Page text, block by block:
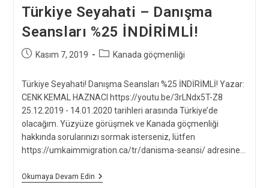
Türkiye Seyahati – Danışma
Seansları %25 İNDİRİMLİ!
PostKasım 7, 2019
PostKanada göçmenliği
Türkiye Seyahati! Danışma Seansları %25 İNDİRİMLİ! Yazar:
CENK KEMAL HAZNACI https://youtu.be/3rLNdx5T-Z8
25.12.2019 - 14.01.2020 tarihleri arasında Türkiye’de
olacağım. Yüzyüze görüşmek ve Kanada göçmenliği
hakkında sorularınızı sormak isterseniz, lütfen
https://umkaimmigration.ca/tr/danisma-seansi/ adresine…
Okumaya Devam EdinTürkiye